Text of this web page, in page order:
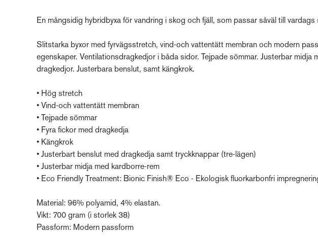
En mångsidig hybridbyxa för vandring i skog och fjäll, som passar såväl till vardags
Slitstarka byxor med fyrvägsstretch, vind-och vattentätt membran och modern
egenskaper. Ventilationsdragkedjor i båda sidor. Tejpade sömmar. Justerbar midja
dragkedjor. Justerbara benslut, samt kängkrok.
• Hög stretch
• Vind-och vattentätt membran
• Tejpade sömmar
• Fyra fickor med dragkedja
• Kängkrok
• Justerbart benslut med dragkedja samt tryckknappar (tre-lägen)
• Justerbar midja med kardborre-rem
• Eco Friendly Treatment: Bionic Finish® Eco - Ekologisk fluorkarbonfri
Material: 96% polyamid, 4% elastan.
Vikt: 700 gram (i storlek 38)
Passform: Modern passform